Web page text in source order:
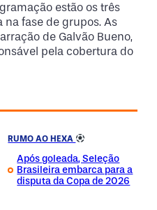
estão os três
na fase de grupos. As
de Galvão Bueno,
pela cobertura do
RUMO AO HEXA
Após goleada, Seleção
Brasileira embarca para a
disputa da Copa de 2026